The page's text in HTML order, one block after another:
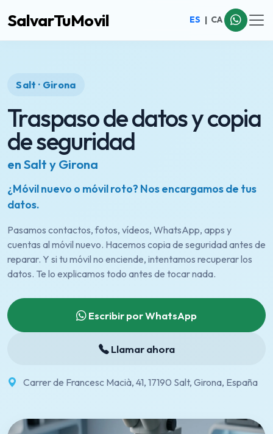
SalvarTuMovil ES | CA
Salt · Girona
Traspaso de datos y copia
de seguridad
en Salt y Girona
¿Móvil nuevo o móvil roto? Nos encargamos de tus
datos.
Pasamos contactos, fotos, vídeos, WhatsApp, apps y
cuentas al móvil nuevo. Hacemos copia de seguridad antes de
reparar. Y si tu móvil no enciende, intentamos recuperar los
datos. Te lo explicamos todo antes de tocar nada.
Escribir por WhatsApp
Llamar ahora
Carrer de Francesc Macià, 41, 17190 Salt, Girona, España